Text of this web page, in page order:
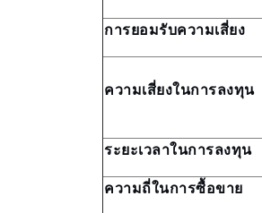
การยอมรับความเสี่ยง
ความเสี่ยงในการลงทุน
ระยะเวลาในการลงทุน
ความถี่ในการซื้อขาย